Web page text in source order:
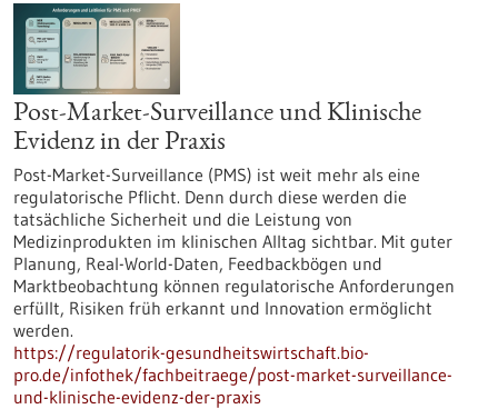
Post-Market-Surveillance und Klinische
Evidenz in der Praxis
Post-Market-Surveillance (PMS) ist weit mehr als eine
regulatorische Pflicht. Denn durch diese werden die
tatsächliche Sicherheit und die Leistung von
Medizinprodukten im klinischen Alltag sichtbar. Mit guter
Planung, Real-World-Daten, Feedbackbögen und
Marktbeobachtung können regulatorische Anforderungen
erfüllt, Risiken früh erkannt und Innovation ermöglicht
werden.
https://regulatorik-gesundheitswirtschaft.bio-
pro.de/infothek/fachbeitraege/post-market-surveillance-
und-klinische-evidenz-der-praxis